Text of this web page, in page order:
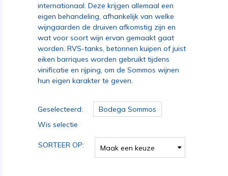
internationaal. Deze krijgen allemaal een
eigen behandeling, afhankelijk van welke
wijngaarden de druiven afkomstig zijn en
wat voor soort wijn ervan gemaakt gaat
worden. RVS-tanks, betonnen kuipen of juist
eiken barriques worden gebruikt tijdens
vinificatie en rijping, om de Sommos wijnen
hun eigen karakter te geven.
Geselecteerd:
Bodega Sommos
Wis selectie
SORTEER OP: Maak een keuze